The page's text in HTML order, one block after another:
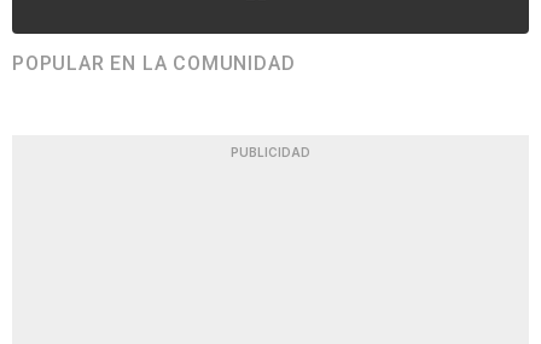
POPULAR EN LA COMUNIDAD
PUBLICIDAD